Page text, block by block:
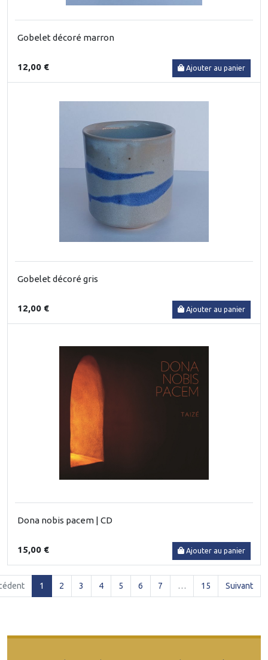
Gobelet décoré marron
12,00 € Ajouter au panier
Gobelet décoré gris
12,00 € Ajouter au panier
Dona nobis pacem | CD
15,00 € Ajouter au panier
1 (current)
2 3 4 5 6 7 … 15 Suivant